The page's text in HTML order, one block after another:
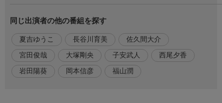
を取り戻すため、アキナの最後の戦いが幕を開ける!
出演者
【明導アキナ】宮田俊哉
【ガブエリウス(幻影)】福山潤
【石川カナミ】夏吉ゆうこ
同じ出演者の他の番組を探す
夏吉ゆうこ 長谷川育美 佐久間大介
宮田俊哉 大塚剛央 子安武人 西尾夕香
岩田陽葵 岡本信彦 福山潤